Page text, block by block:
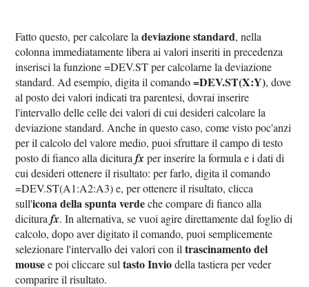
Fatto questo, per calcolare ladeviazione standard, nella
colonna immediatamente libera ai valori inseriti in precedenza
inserisci la funzione =DEV.ST per calcolarne la deviazione
standard. Ad esempio, digita il comando=DEV.ST(X:Y), dove
al posto dei valori indicati tra parentesi, dovrai inserire
l'intervallo delle celle dei valori di cui desideri calcolare la
deviazione standard. Anche in questo caso, come visto poc'anzi
per il calcolo del valore medio, puoi sfruttare il campo di testo
posto di fianco alla diciturafxper inserire la formula e i dati di
cui desideri ottenere il risultato: per farlo, digita il comando
=DEV.ST(A1:A2:A3) e, per ottenere il risultato, clicca
sull'icona della spunta verdeche compare di fianco alla
diciturafx. In alternativa, se vuoi agire direttamente dal foglio di
calcolo, dopo aver digitato il comando, puoi semplicemente
selezionare l'intervallo dei valori con iltrascinamento del
mousee poi cliccare sultasto Inviodella tastiera per veder
comparire il risultato.